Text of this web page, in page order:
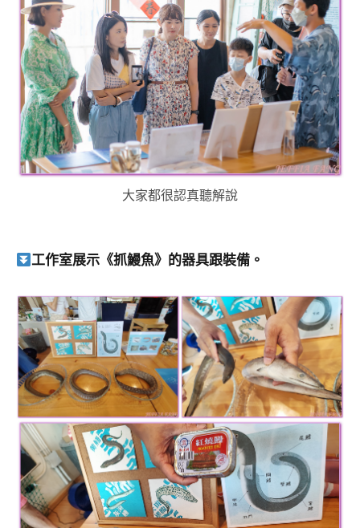
大家都很認真聽解說
工作室展示《抓鰻魚》的器具跟裝備。